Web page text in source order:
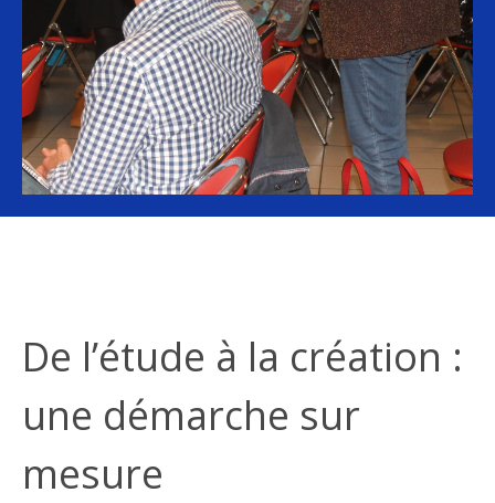
De l’étude à la création :
une démarche sur
mesure